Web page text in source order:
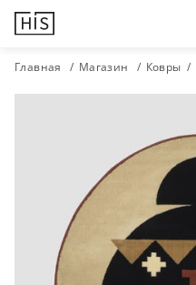
Главная Магазин Ковры